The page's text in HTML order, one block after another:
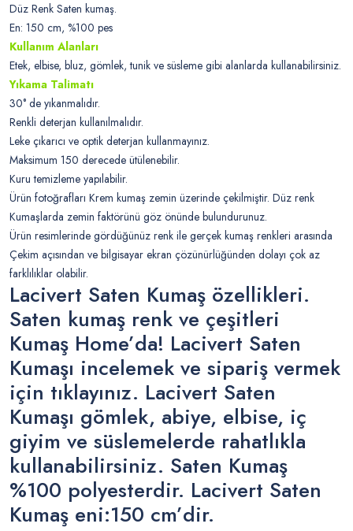
Düz Renk Saten kumaş.
En: 150 cm, %100 pes
Kullanım Alanları
Etek, elbise, bluz, gömlek, tunik ve süsleme gibi alanlarda kullanabilirsiniz.
Yıkama Talimatı
30° de yıkanmalıdır.
Renkli deterjan kullanılmalıdır.
Leke çıkarıcı ve optik deterjan kullanmayınız.
Maksimum 150 derecede ütülenebilir.
Kuru temizleme yapılabilir.
Ürün fotoğrafları Krem kumaş zemin üzerinde çekilmiştir. Düz renk
Kumaşlarda zemin faktörünü göz önünde bulundurunuz.
Ürün resimlerinde gördüğünüz renk ile gerçek kumaş renkleri arasında
Çekim açısından ve bilgisayar ekran çözünürlüğünden dolayı çok az
farklılıklar olabilir.
Lacivert Saten Kumaş özellikleri.
Saten kumaş renk ve çeşitleri
Kumaş Home’da! Lacivert Saten
Kumaşı incelemek ve sipariş vermek
için tıklayınız. Lacivert Saten
Kumaşı gömlek, abiye, elbise, iç
giyim ve süslemelerde rahatlıkla
kullanabilirsiniz. Saten Kumaş
%100 polyesterdir. Lacivert Saten
Kumaş eni:150 cm’dir.